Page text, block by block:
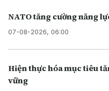
NATO tăng cường năng
07-08-2026, 06:00
Hiện thực hóa mục tiêu
vững